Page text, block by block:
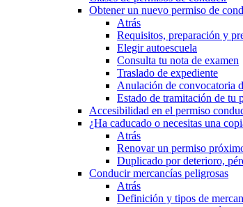
Obtener un nuevo permiso de
Atrás
Requisitos, preparación y
Elegir autoescuela
Consulta tu nota de examen
Traslado de expediente
Anulación de convocatoria
Estado de tramitación de tu
Accesibilidad en el permiso
¿Ha caducado o necesitas una
Atrás
Renovar un permiso
Duplicado por deterioro,
Conducir mercancías peligrosas
Atrás
Definición y tipos de